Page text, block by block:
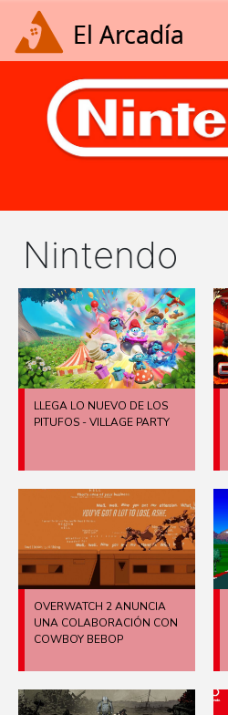
Nintendo
LLEGA LO NUEVO DE LOS
PITUFOS - VILLAGE PARTY
OVERWATCH 2 ANUNCIA
UNA COLABORACIÓN CON
COWBOY BEBOP